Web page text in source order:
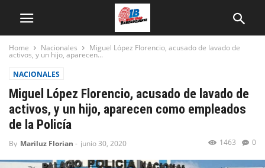
Home Nacionales Miguel López Florencio, acusado de lavado de
activos, y un hijo, aparecen...
NACIONALES
Miguel López Florencio, acusado de lavado de
activos, y un hijo, aparecen como empleados
de la Policía
By Mariluz Florian - junio 30, 2020 0
1463